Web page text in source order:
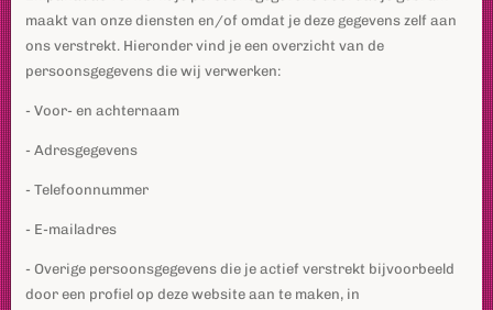
maakt van onze diensten en/of omdat je deze gegevens zelf aan
ons verstrekt. Hieronder vind je een overzicht van de
persoonsgegevens die wij verwerken:
- Voor- en achternaam
- Adresgegevens
- Telefoonnummer
- E-mailadres
- Overige persoonsgegevens die je actief verstrekt bijvoorbeeld
door een profiel op deze website aan te maken, in